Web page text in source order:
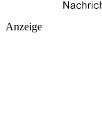
Anzeige